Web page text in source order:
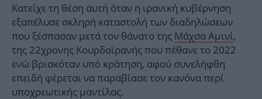
Κατείχε τη θέση αυτή όταν η ιρανική κυβέρνηση
εξαπέλυσε σκληρή καταστολή των διαδηλώσεων
που ξέσπασαν μετά τον θάνατο της Μάχσα Αμινί,
της 22χρονης Κουρδοϊρανής που πέθανε το 2022
ενώ βρισκόταν υπό κράτηση, αφού συνελήφθη
επειδή φέρεται να παραβίασε τον κανόνα περί
υποχρεωτικής μαντίλας.